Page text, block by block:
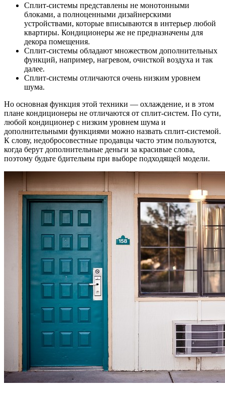
Сплит-системы представлены не монотонными
блоками, а полноценными дизайнерскими
устройствами, которые вписываются в интерьер любой
квартиры. Кондиционеры же не предназначены для
декора помещения.
Сплит-системы обладают множеством дополнительных
функций, например, нагревом, очисткой воздуха и так
далее.
Сплит-системы отличаются очень низким уровнем
шума.
Но основная функция этой техники — охлаждение, и в этом
плане кондиционеры не отличаются от сплит-систем. По сути,
любой кондиционер с низким уровнем шума и
дополнительными функциями можно назвать сплит-системой.
К слову, недобросовестные продавцы часто этим пользуются,
когда берут дополнительные деньги за красивые слова,
поэтому будьте бдительны при выборе подходящей модели.